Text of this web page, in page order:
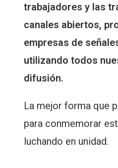
trabajadores y las
canales abiertos,
empresas de
utilizando todos
difusión.
La mejor forma que
para conmemorar
luchando en unidad.